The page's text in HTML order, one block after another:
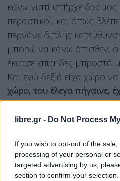
libre.gr - Do Not Process
If you wish to opt-out of the
processing of your personal or
targeted advertising by us,
section to confirm your
κάνω γιατί υπήρχε
περαστικοί, και όπως
περνάνε διπλής
μπορώ να κάνω όπισθεν,
έκατσε επίτηδες μπροστά
Και εγώ δεξιά είχα χώρο
χώρο, του έλεγα πήγαινε,
εκεί που είναι τα
περάσει δίπλα μου. Γιατί
πολύ πιο μπροστά μου.
μέτρα, αρκετά μακριά. Και
μου. Δεν τρακάραμε αλλά